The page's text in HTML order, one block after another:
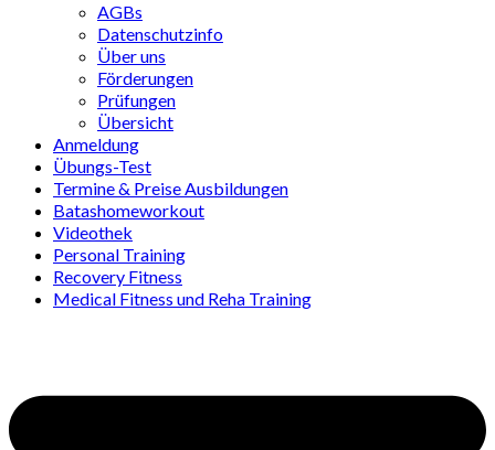
AGBs
Datenschutzinfo
Über uns
Förderungen
Prüfungen
Übersicht
Anmeldung
Übungs-Test
Termine & Preise Ausbildungen
Batashomeworkout
Videothek
Personal Training
Recovery Fitness
Medical Fitness und Reha Training